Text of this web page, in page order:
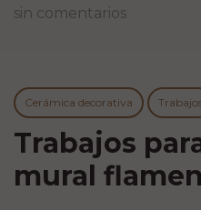
sin comentarios
Cerámica decorativa
Trabajos
mural